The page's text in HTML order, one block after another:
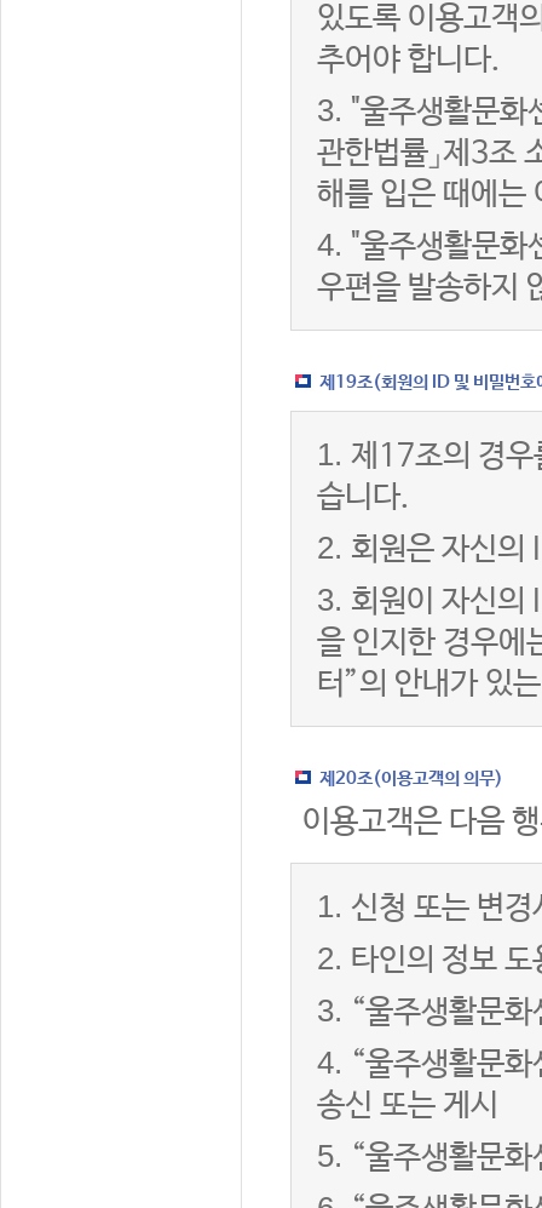
있도록 이용고객
추어야 합니다.
3. "울주생활문화
관한법률」제3조
해를 입은 때에는
4. "울주생활문화
우편을 발송하지
제19조(회원의 ID 및 비밀번호
1. 제17조의 경우
습니다.
2. 회원은 자신의
3. 회원이 자신의
을 인지한 경우에
터”의 안내가 있
제20조(이용고객의 의무)
이용고객은 다음
1. 신청 또는 변
2. 타인의 정보 도
3. “울주생활문
4. “울주생활문
송신 또는 게시
5. “울주생활문